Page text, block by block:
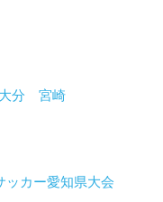
大分 宮崎
ッカー愛知県大会